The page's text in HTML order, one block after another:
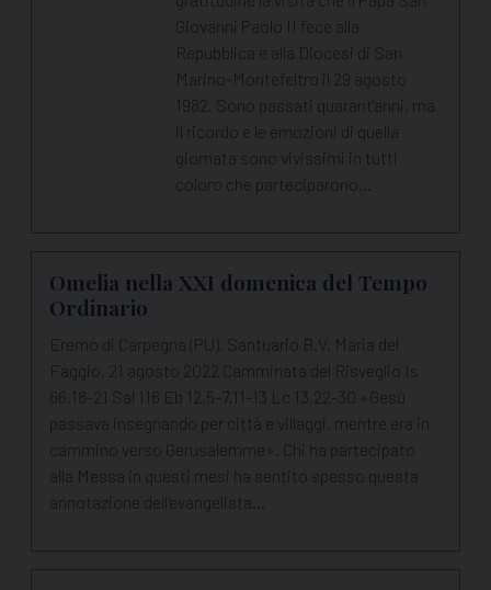
Giovanni Paolo II fece alla
Repubblica e alla Diocesi di San
Marino-Montefeltro il 29 agosto
1982. Sono passati quarant’anni, ma
il ricordo e le emozioni di quella
giornata sono vivissimi in tutti
coloro che parteciparono…
Omelia nella XXI domenica del Tempo
Ordinario
Eremo di Carpegna (PU), Santuario B.V. Maria del
Faggio, 21 agosto 2022 Camminata del Risveglio Is
66,18-21 Sal 116 Eb 12,5-7.11-13 Lc 13,22-30 «Gesù
passava insegnando per città e villaggi, mentre era in
cammino verso Gerusalemme». Chi ha partecipato
alla Messa in questi mesi ha sentito spesso questa
annotazione dell’evangelista…